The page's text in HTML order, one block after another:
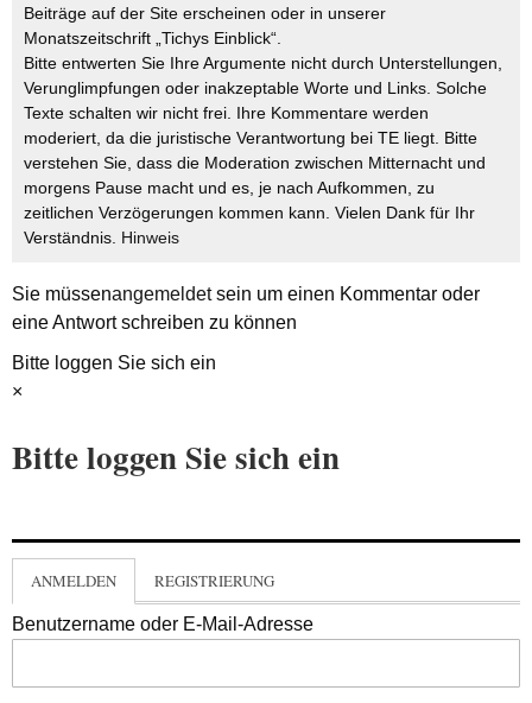
Beiträge auf der Site erscheinen oder in unserer
Monatszeitschrift „Tichys Einblick“.
Bitte entwerten Sie Ihre Argumente nicht durch Unterstellungen,
Verunglimpfungen oder inakzeptable Worte und Links. Solche
Texte schalten wir nicht frei. Ihre Kommentare werden
moderiert, da die juristische Verantwortung bei TE liegt. Bitte
verstehen Sie, dass die Moderation zwischen Mitternacht und
morgens Pause macht und es, je nach Aufkommen, zu
zeitlichen Verzögerungen kommen kann. Vielen Dank für Ihr
Verständnis. Hinweis
Sie müssenangemeldetsein um einen Kommentar oder
eine Antwort schreiben zu können
Bitte loggen Sie sich ein
×
Bitte loggen Sie sich ein
ANMELDEN REGISTRIERUNG
Benutzername oder E-Mail-Adresse